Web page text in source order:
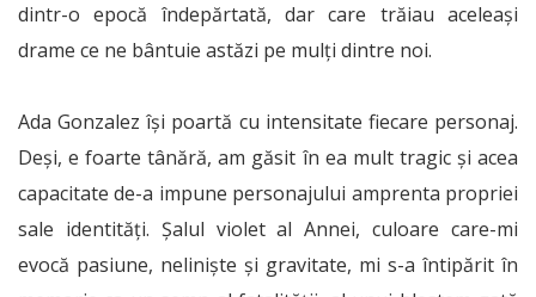
dintr-o epocă îndepărtată, dar care trăiau aceleași
drame ce ne bântuie astăzi pe mulți dintre noi.
Ada Gonzalez își poartă cu intensitate fiecare personaj.
Deși, e foarte tânără, am găsit în ea mult tragic și acea
capacitate de-a impune personajului amprenta propriei
sale identități. Șalul violet al Annei, culoare care-mi
evocă pasiune, neliniște și gravitate, mi s-a întipărit în